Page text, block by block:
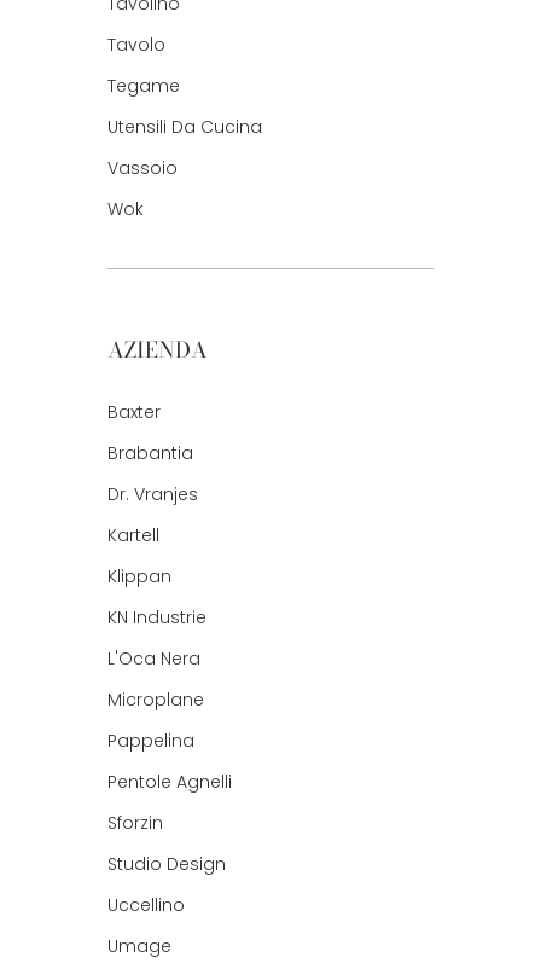
Tavolo
Tegame
Utensili Da Cucina
Vassoio
Wok
AZIENDA
Baxter
Brabantia
Dr. Vranjes
Kartell
Klippan
KN Industrie
L'Oca Nera
Microplane
Pappelina
Pentole Agnelli
Sforzin
Studio Design
Uccellino
Umage